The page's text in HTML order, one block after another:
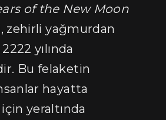
of the New Moon
zehirli yağmurdan
yılında
Bu felaketin
hayatta
yeraltında